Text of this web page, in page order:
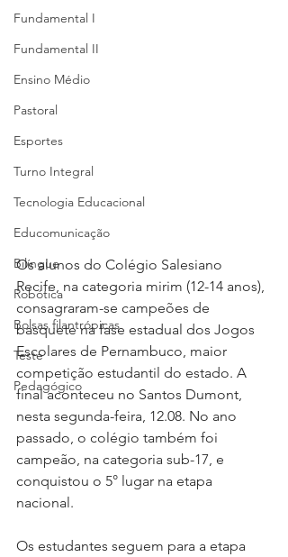
Fundamental I
Fundamental II
Ensino Médio
Pastoral
Esportes
Turno Integral
Tecnologia Educacional
Educomunicação
Bilíngue
Robótica
Bolsas filantrópicas
Teste
Pedagógico
Os alunos do Colégio Salesiano
Recife, na categoria mirim (12-14 anos),
consagraram-se campeões de
basquete na fase estadual dos Jogos
Escolares de Pernambuco, maior
competição estudantil do estado. A
final aconteceu no Santos Dumont,
nesta segunda-feira, 12.08. No ano
passado, o colégio também foi
campeão, na categoria sub-17, e
conquistou o 5° lugar na etapa
nacional.
Os estudantes seguem para a etapa